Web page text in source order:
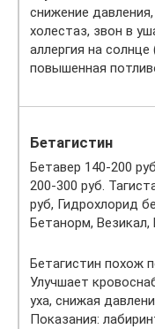
снижение давления,
холестаз, звон в
аллергия на
повышенная
Бетагистин
Бетавер 140-200
200-300 руб.
руб, Гидрохлорид
Бетанорм,
Бетагистин похож
Улучшает
уха, снижая
Показания: